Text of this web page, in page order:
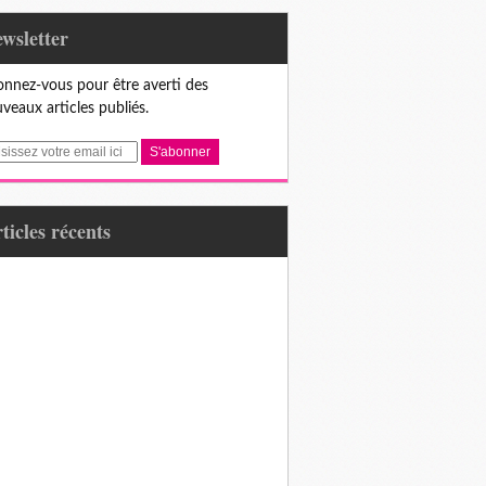
vous pour être averti des
articles publiés.
récents